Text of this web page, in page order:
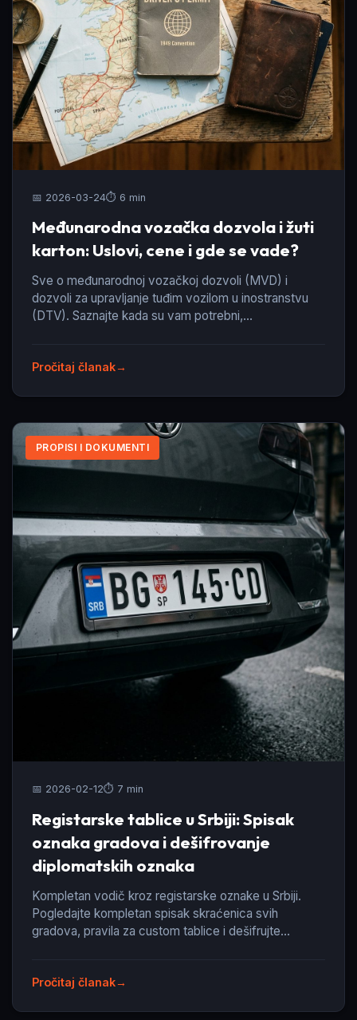
📅 2026-03-24⏱️ 6 min
Međunarodna vozačka dozvola i žuti
karton: Uslovi, cene i gde se vade?
Sve o međunarodnoj vozačkoj dozvoli (MVD) i
dozvoli za upravljanje tuđim vozilom u inostranstvu
(DTV). Saznajte kada su vam potrebni,
Pročitaj članak
PROPISI I DOKUMENTI
📅 2026-02-12⏱️ 7 min
Registarske tablice u Srbiji: Spisak
oznaka gradova i dešifrovanje
diplomatskih oznaka
Kompletan vodič kroz registarske oznake u Srbiji.
Pogledajte kompletan spisak skraćenica svih
gradova, pravila za custom tablice i dešifrujte
Pročitaj članak